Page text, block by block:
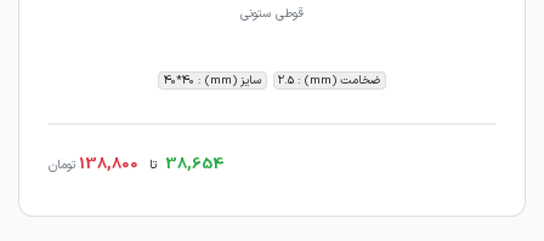
قوطی ستونی
ضخامت (mm) : 2.5 سایز (mm) : 40*40
38,654 تا 138,800 تومان